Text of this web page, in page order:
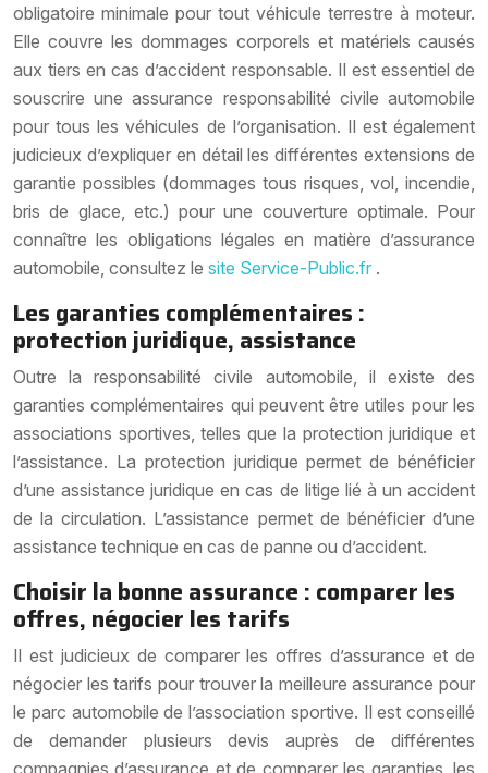
obligatoire minimale pour tout véhicule terrestre à moteur.
Elle couvre les dommages corporels et matériels causés
aux tiers en cas d’accident responsable. Il est essentiel de
souscrire une assurance responsabilité civile automobile
pour tous les véhicules de l’organisation. Il est également
judicieux d’expliquer en détail les différentes extensions de
garantie possibles (dommages tous risques, vol, incendie,
bris de glace, etc.) pour une couverture optimale. Pour
connaître les obligations légales en matière d’assurance
automobile, consultez le site Service-Public.fr .
Les garanties complémentaires :
protection juridique, assistance
Outre la responsabilité civile automobile, il existe des
garanties complémentaires qui peuvent être utiles pour les
associations sportives, telles que la protection juridique et
l’assistance. La protection juridique permet de bénéficier
d’une assistance juridique en cas de litige lié à un accident
de la circulation. L’assistance permet de bénéficier d’une
assistance technique en cas de panne ou d’accident.
Choisir la bonne assurance : comparer les
offres, négocier les tarifs
Il est judicieux de comparer les offres d’assurance et de
négocier les tarifs pour trouver la meilleure assurance pour
le parc automobile de l’association sportive. Il est conseillé
de demander plusieurs devis auprès de différentes
compagnies d’assurance et de comparer les garanties, les